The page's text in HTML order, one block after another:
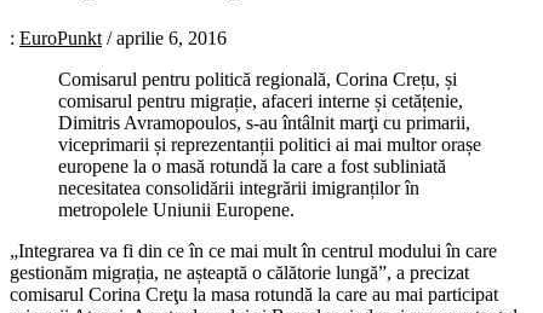
: EuroPunkt /aprilie 6, 2016
Comisarul pentru politică regională, Corina Crețu, și
comisarul pentru migrație, afaceri interne și cetățenie,
Dimitris Avramopoulos, s-au întâlnit marţi cu primarii,
viceprimarii și reprezentanții politici ai mai multor orașe
europene la o masă rotundă la care a fost subliniată
necesitatea consolidării integrării imigranților în
metropolele Uniunii Europene.
„Integrarea va fi din ce în ce mai mult în centrul modului în care
gestionăm migrația, ne așteaptă o călătorie lungă”, a precizat
comisarul Corina Creţu la masa rotundă la care au mai participat